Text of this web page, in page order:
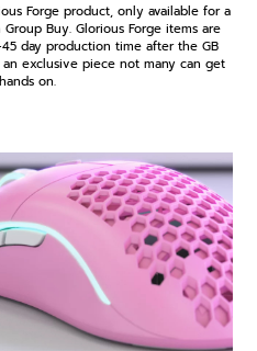
Forge product, only available for a
Buy. Glorious Forge items are
day production time after the GB
exclusive piece not many can get
on.